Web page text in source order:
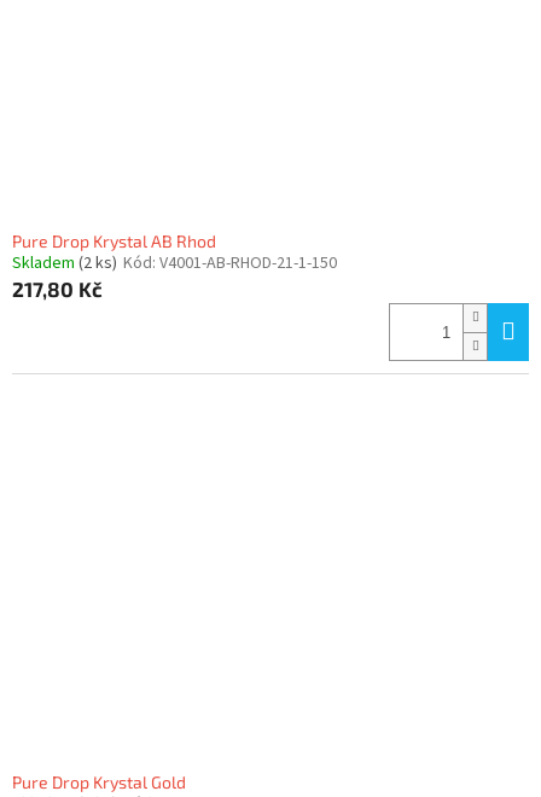
Pure Drop Krystal AB Rhod
Skladem (2 ks) Kód: V4001-AB-RHOD-21-1-150
217,80 Kč
Pure Drop Krystal Gold